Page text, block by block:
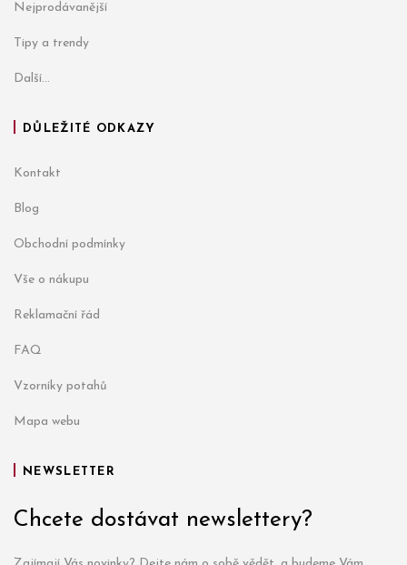
Nejprodávanější
Tipy a trendy
Další...
DŮLEŽITÉ ODKAZY
Kontakt
Blog
Obchodní podmínky
Vše o nákupu
Reklamační řád
FAQ
Vzorníky potahů
Mapa webu
NEWSLETTER
Chcete dostávat newslettery?